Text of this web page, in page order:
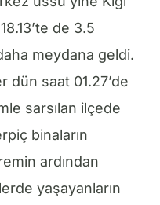
de 3.5
meydana geldi.
dün saat 01.27’de
sarsılan ilçede
binaların
ardından
yaşayanların